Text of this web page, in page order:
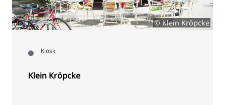
© Klein Kröpcke
Kiosk
Klein Kröpcke